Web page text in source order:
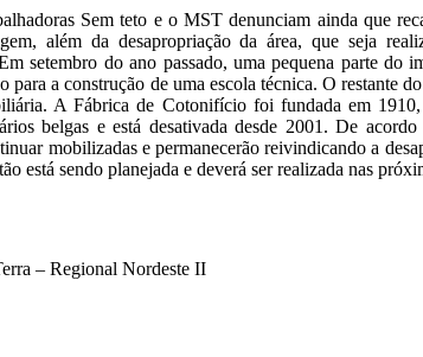
Sem teto e o MST denunciam ainda que
além da desapropriação da área, que seja
setembro do ano passado, uma pequena parte do
para a construção de uma escola técnica. O restante
A Fábrica de Cotonifício foi fundada em
belgas e está desativada desde 2001. De
mobilizadas e permanecerão reivindicando a
está sendo planejada e deverá ser realizada nas
– Regional Nordeste II